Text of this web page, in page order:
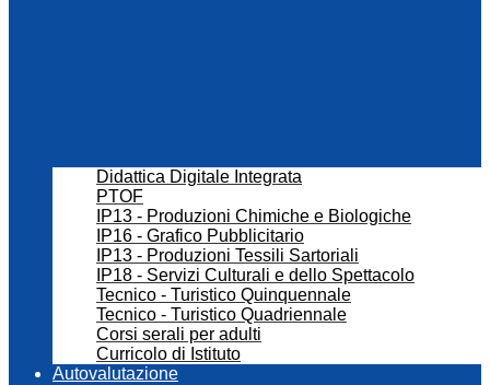
Didattica Digitale Integrata
PTOF
IP13 - Produzioni Chimiche e Biologiche
IP16 - Grafico Pubblicitario
IP13 - Produzioni Tessili Sartoriali
IP18 - Servizi Culturali e dello Spettacolo
Tecnico - Turistico Quinquennale
Tecnico - Turistico Quadriennale
Corsi serali per adulti
Curricolo di Istituto
Autovalutazione